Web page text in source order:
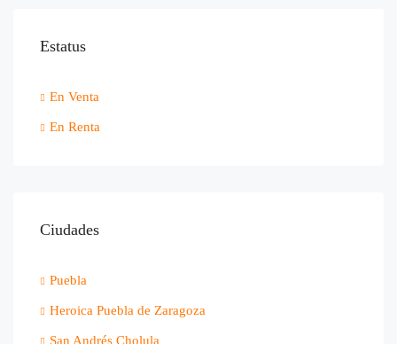
Estatus
En Venta
En Renta
Ciudades
Puebla
Heroica Puebla de Zaragoza
San Andrés Cholula